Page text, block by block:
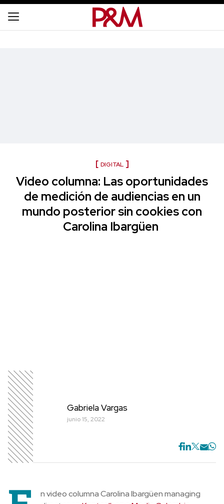
DIGITAL
Video columna: Las oportunidades
de medición de audiencias en un
mundo posterior sin cookies con
Carolina Ibargüen
Gabriela Vargas
junio 15, 2022
n video columna Carolina Ibargüen managing